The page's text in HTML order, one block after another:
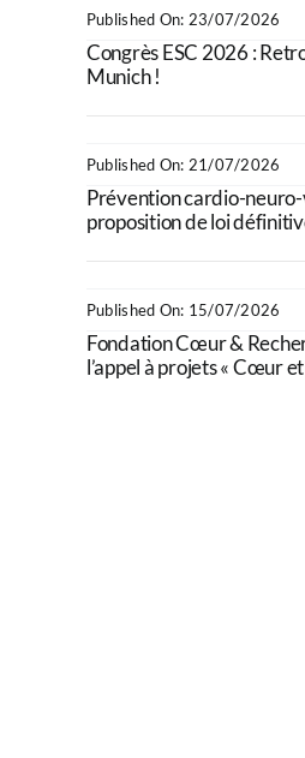
Published On: 23/07/2026
Congrès ESC 2026 :
Munich !
Published On: 21/07/2026
Prévention cardio-neuro-
proposition de loi
Published On: 15/07/2026
Fondation Cœur &
l’appel à projets « Cœur